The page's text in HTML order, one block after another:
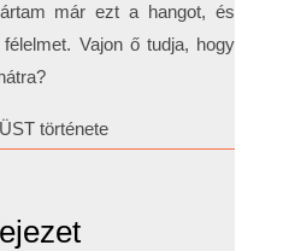
már ezt a hangot, és
Vajon ő tudja, hogy